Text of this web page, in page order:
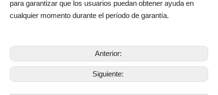
para garantizar que los usuarios puedan obtener ayuda en
cualquier momento durante el período de garantía.
Anterior:
Siguiente: